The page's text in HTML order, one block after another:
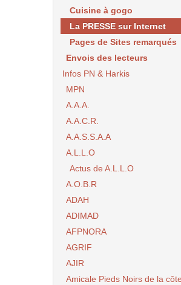
Cuisine à gogo
La PRESSE sur Internet
Pages de Sites remarqués
Envois des lecteurs
Infos PN & Harkis
MPN
A.A.A.
A.A.C.R.
A.A.S.S.A.A
A.L.L.O
Actus de A.L.L.O
A.O.B.R
ADAH
ADIMAD
AFPNORA
AGRIF
AJIR
Amicale Pieds Noirs de la côte